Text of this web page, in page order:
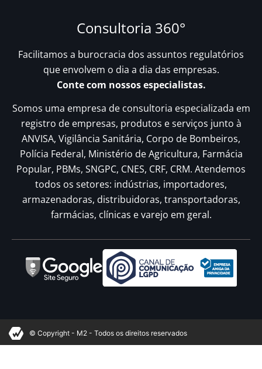
Consultoria 360°
Facilitamos a burocracia dos assuntos regulatórios
que envolvem o dia a dia das empresas.
Conte com nossos especialistas.
Somos uma empresa de consultoria especializada em
registro de empresas, produtos e serviços junto à
ANVISA, Vigilância Sanitária, Corpo de Bombeiros,
Polícia Federal, Ministério de Agricultura, Farmácia
Popular, PBMs, SNGPC, CNES, CRF, CRM. Atendemos
todos os setores: indústrias, importadores,
armazenadoras, distribuidoras, transportadoras,
farmácias, clínicas e varejo em geral.
© Copyright - M2 - Todos os direitos reservados